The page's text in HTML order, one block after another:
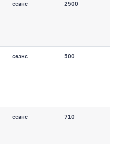
сеанс 2500
сеанс 500
сеанс 710